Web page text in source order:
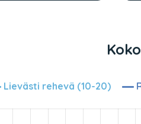
Lievästi rehevä (10-20)